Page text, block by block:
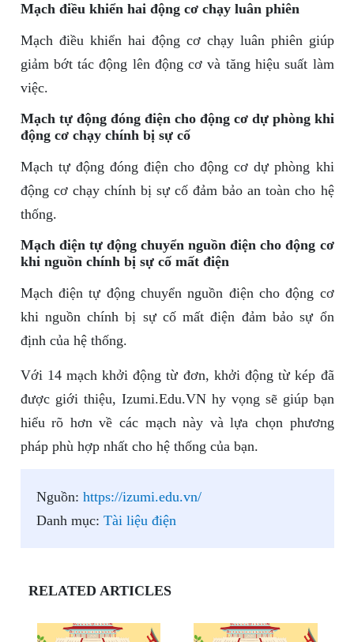
Mạch điều khiển hai động cơ chạy luân phiên
Mạch điều khiển hai động cơ chạy luân phiên giúp
giảm bớt tác động lên động cơ và tăng hiệu suất làm
việc.
Mạch tự động đóng điện cho động cơ dự phòng khi
động cơ chạy chính bị sự cố
Mạch tự động đóng điện cho động cơ dự phòng khi
động cơ chạy chính bị sự cố đảm bảo an toàn cho hệ
thống.
Mạch điện tự động chuyển nguồn điện cho động cơ
khi nguồn chính bị sự cố mất điện
Mạch điện tự động chuyển nguồn điện cho động cơ
khi nguồn chính bị sự cố mất điện đảm bảo sự ổn
định của hệ thống.
Với 14 mạch khởi động từ đơn, khởi động từ kép đã
được giới thiệu, Izumi.Edu.VN hy vọng sẽ giúp bạn
hiểu rõ hơn về các mạch này và lựa chọn phương
pháp phù hợp nhất cho hệ thống của bạn.
Nguồn: https://izumi.edu.vn/
Danh mục: Tài liệu điện
RELATED ARTICLES